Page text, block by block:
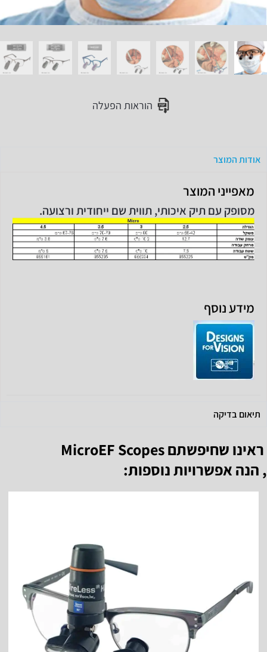
הוראות הפעלה
אודות המוצר
מאפייני המוצר
מסופק עם תיק איכותי, תווית שם ייחודית ורצועה.
מידע נוסף
תיאום בדיקה
ראינו שחיפשתםMicroEF Scopes
, הנה אפשרויות נוספות: